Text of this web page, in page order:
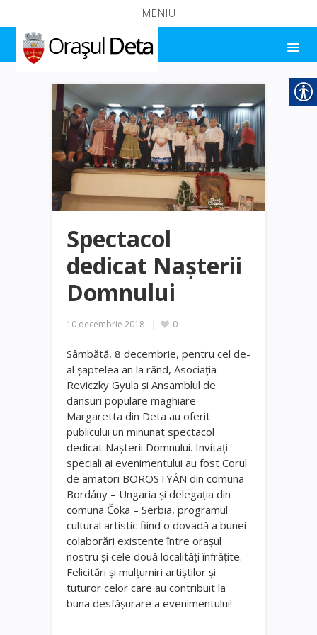
MENIU
Spectacol
dedicat Nașterii
Domnului
10 decembrie 2018 0
Sâmbătă, 8 decembrie, pentru cel de-
al șaptelea an la rând, Asociația
Reviczky Gyula și Ansamblul de
dansuri populare maghiare
Margaretta din Deta au oferit
publicului un minunat spectacol
dedicat Nașterii Domnului. Invitați
speciali ai evenimentului au fost Corul
de amatori BOROSTYÁN din comuna
Bordány – Ungaria și delegația din
comuna Čoka – Serbia, programul
cultural artistic fiind o dovadă a bunei
colaborări existente între orașul
nostru și cele două localități înfrățite.
Felicitări și mulțumiri artiștilor și
tuturor celor care au contribuit la
buna desfășurare a evenimentului!